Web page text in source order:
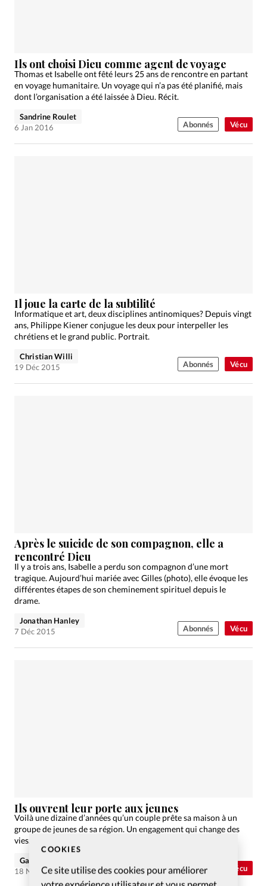
COOKIES
Ce site utilise des cookies pour améliorer
Vécu
Ils ont choisi Dieu comme agent de voyage
Thomas et Isabelle ont fêté leurs 25 ans de rencontre en partant
en voyage humanitaire. Un voyage qui n’a pas été planifié, mais
dont l’organisation a été laissée à Dieu. Récit.
Sandrine Roulet
6 Jan 2016
Abonnés
Vécu
Il joue la carte de la subtilité
Informatique et art, deux disciplines antinomiques? Depuis vingt
ans, Philippe Kiener conjugue les deux pour interpeller les
chrétiens et le grand public. Portrait.
Christian Willi
19 Déc 2015
Abonnés
Vécu
Après le suicide de son compagnon, elle a
rencontré Dieu
Il y a trois ans, Isabelle a perdu son compagnon d’une mort
tragique. Aujourd’hui mariée avec Gilles (photo), elle évoque les
différentes étapes de son cheminement spirituel depuis le
drame.
Jonathan Hanley
7 Déc 2015
Abonnés
Vécu
Ils ouvrent leur porte aux jeunes
Voilà une dizaine d’années qu’un couple prête sa maison à un
groupe de jeunes de sa région. Un engagement qui change des
vies. Portrait.
Gaëlle Monayron
18 Nov 2015
Abonnés